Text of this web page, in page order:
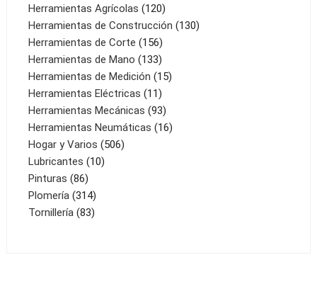
productos
Herramientas Agrícolas 120120
productos
Herramientas de Construcción 130130
Herramientas de Corte 156156
productos
Herramientas de Mano 133133
productos
Herramientas de Medición 1515
Herramientas Eléctricas 1111
productos
Herramientas Mecánicas 9393
productos
Herramientas Neumáticas 1616
Hogar y Varios 506506
Lubricantes 1010
Pinturas 8686
productos
Plomería 314314
productos
Tornillería 8383